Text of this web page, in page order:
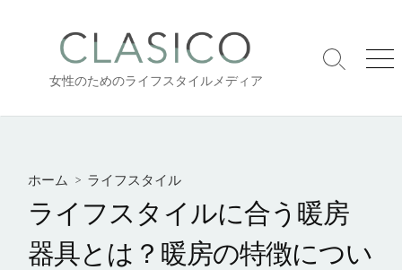
へ
女性のためのライフスタイルメディア
検
り
メ
ー
ホーム > ライフスタイル
ライフスタイルに合う暖房
器具とは？暖房の特徴につい